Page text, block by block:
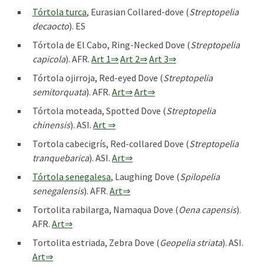
Tórtola turca, Eurasian Collared-dove (Streptopelia
decaocto). ES
Tórtola de El Cabo, Ring-Necked Dove (Streptopelia
capicola). AFR. Art 1⇒Art 2⇒Art 3⇒
Tórtola ojirroja, Red-eyed Dove (Streptopelia
semitorquata). AFR. Art⇒Art⇒
Tórtola moteada, Spotted Dove (Streptopelia
chinensis). ASI. Art ⇒
Tortola cabecigrís, Red-collared Dove (Streptopelia
tranquebarica). ASI. Art⇒
Tórtola senegalesa, Laughing Dove (Spilopelia
senegalensis). AFR. Art⇒
Tortolita rabilarga, Namaqua Dove (Oena capensis).
AFR. Art⇒
Tortolita estriada, Zebra Dove (Geopelia striata). ASI.
Art⇒